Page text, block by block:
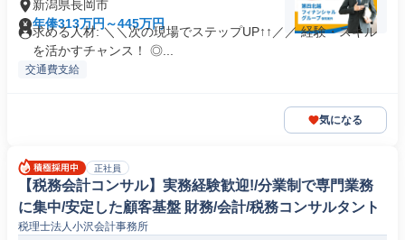
新潟県長岡市
年俸313万円～445万円
求める人材: ＼＼次の現場でステップUP↑↑／／ 経験・スキル
を活かすチャンス！ ◎...
交通費支給
気になる
正社員
【税務会計コンサル】実務経験歓迎!/分業制で専門業務
に集中/安定した顧客基盤 財務/会計/税務コンサルタント
税理士法人小沢会計事務所